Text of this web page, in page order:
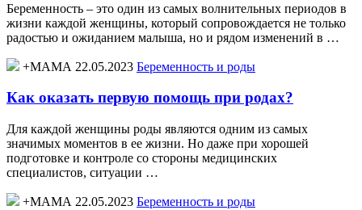
Беременность – это один из самых волнительных периодов в
жизни каждой женщины, который сопровождается не только
радостью и ожиданием малыша, но и рядом изменений в …
+МАМА 22.05.2023 Беременность и роды
Как оказать первую помощь при родах?
Для каждой женщины роды являются одним из самых
значимых моментов в ее жизни. Но даже при хорошей
подготовке и контроле со стороны медицинских
специалистов, ситуации …
+МАМА 22.05.2023 Беременность и роды